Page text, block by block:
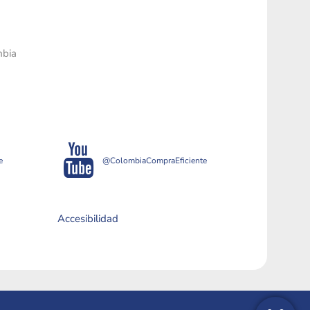
@ColombiaCompraEficiente
Accesibilidad